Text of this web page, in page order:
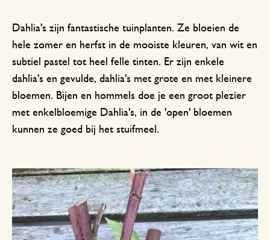
Dahlia's zijn fantastische tuinplanten. Ze bloeien de
hele zomer en herfst in de mooiste kleuren, van wit en
subtiel pastel tot heel felle tinten. Er zijn enkele
dahlia's en gevulde, dahlia's met grote en met kleinere
bloemen. Bijen en hommels doe je een groot plezier
met enkelbloemige Dahlia's, in de 'open' bloemen
kunnen ze goed bij het stuifmeel.